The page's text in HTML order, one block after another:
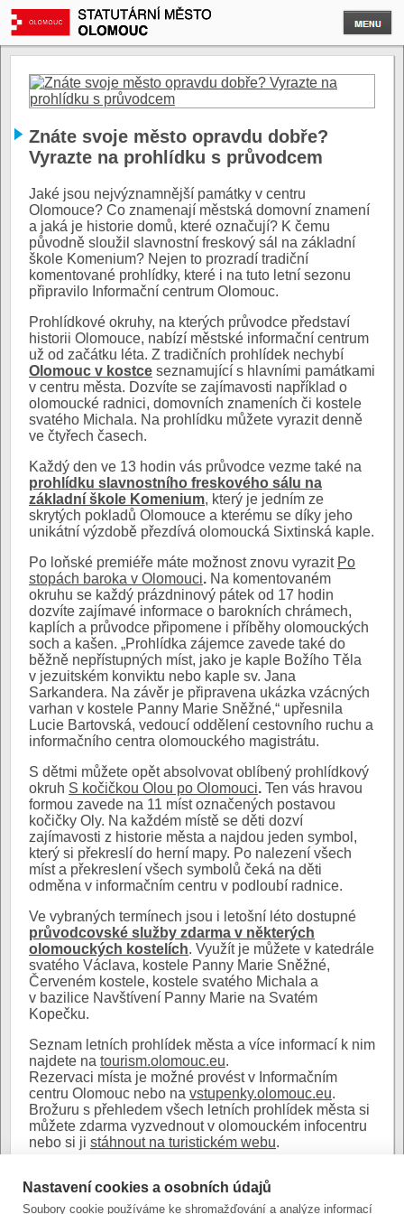
Znáte svoje město opravdu dobře?
Vyrazte na prohlídku s průvodcem
Jaké jsou nejvýznamnější památky v centru
Olomouce? Co znamenají městská domovní znamení
a jaká je historie domů, které označují? K čemu
původně sloužil slavnostní freskový sál na základní
škole Komenium? Nejen to prozradí tradiční
komentované prohlídky, které i na tuto letní sezonu
připravilo Informační centrum Olomouc.
Prohlídkové okruhy, na kterých průvodce představí
historii Olomouce, nabízí městské informační centrum
už od začátku léta. Z tradičních prohlídek nechybí
Olomouc v kostce seznamující s hlavními památkami
v centru města. Dozvíte se zajímavosti například o
olomoucké radnici, domovních znameních či kostele
svatého Michala. Na prohlídku můžete vyrazit denně
ve čtyřech časech.
Každý den ve 13 hodin vás průvodce vezme také na
prohlídku slavnostního freskového sálu na
základní škole Komenium, který je jedním ze
skrytých pokladů Olomouce a kterému se díky jeho
unikátní výzdobě přezdívá olomoucká Sixtinská kaple.
Po loňské premiéře máte možnost znovu vyrazit Po
stopách baroka v Olomouci. Na komentovaném
okruhu se každý prázdninový pátek od 17 hodin
dozvíte zajímavé informace o barokních chrámech,
kaplích a průvodce připomene i příběhy olomouckých
soch a kašen. „Prohlídka zájemce zavede také do
běžně nepřístupných míst, jako je kaple Božího Těla
v jezuitském konviktu nebo kaple sv. Jana
Sarkandera. Na závěr je připravena ukázka vzácných
varhan v kostele Panny Marie Sněžné,“ upřesnila
Lucie Bartovská, vedoucí oddělení cestovního ruchu a
informačního centra olomouckého magistrátu.
S dětmi můžete opět absolvovat oblíbený prohlídkový
okruh S kočičkou Olou po Olomouci. Ten vás hravou
formou zavede na 11 míst označených postavou
kočičky Oly. Na každém místě se děti dozví
zajímavosti z historie města a najdou jeden symbol,
který si překreslí do herní mapy. Po nalezení všech
míst a překreslení všech symbolů čeká na děti
odměna v informačním centru v podloubí radnice.
Ve vybraných termínech jsou i letošní léto dostupné
průvodcovské služby zdarma v některých
olomouckých kostelích. Využít je můžete v katedrále
svatého Václava, kostele Panny Marie Sněžné,
Červeném kostele, kostele svatého Michala a
v bazilice Navštívení Panny Marie na Svatém
Kopečku.
Seznam letních prohlídek města a více informací k nim
najdete na tourism.olomouc.eu.
Rezervaci místa je možné provést v Informačním
centru Olomouc nebo na vstupenky.olomouc.eu.
Brožuru s přehledem všech letních prohlídek města si
můžete zdarma vyzvednout v olomouckém infocentru
nebo si ji stáhnout na turistickém webu.
Nastavení cookies a osobních údajů
Soubory cookie používáme ke shromažďování a analýze informací